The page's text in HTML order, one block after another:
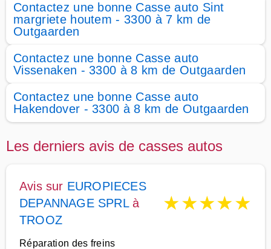
Contactez une bonne Casse auto Sint
margriete houtem - 3300 à 7 km de
Outgaarden
Contactez une bonne Casse auto
Vissenaken - 3300 à 8 km de Outgaarden
Contactez une bonne Casse auto
Hakendover - 3300 à 8 km de Outgaarden
Les derniers avis de casses autos
Avis sur EUROPIECES
DEPANNAGE SPRLà
TROOZ
★★★★★
Réparation des freins